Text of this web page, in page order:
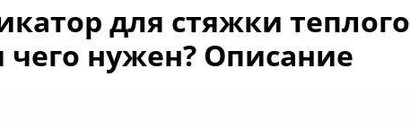
для стяжки теплого
чего нужен? Описание